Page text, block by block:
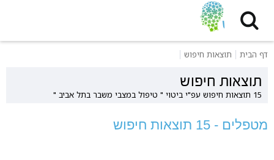
דף הבית תוצאות חיפוש
תוצאות חיפוש
15 תוצאות חיפוש עפ"י ביטוי " טיפול במצבי משבר בתל אביב "
מטפלים - 15 תוצאות חיפוש